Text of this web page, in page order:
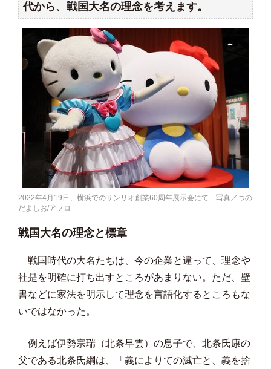
代から、戦国大名の理念を考えます。
2022年4月19日、横浜でのサンリオ創業60周年展示会にて 写真／つの
だよしお/アフロ
戦国大名の理念と標章
戦国時代の大名たちは、今の企業と違って、理念や
社是を明確に打ち出すところがあまりない。ただ、壁
書などに家法を明示して理念を言語化するところもな
いではなかった。
例えば伊勢宗瑞（北条早雲）の息子で、北条氏康の
父である北条氏綱は、「義によりての滅亡と、義を捨